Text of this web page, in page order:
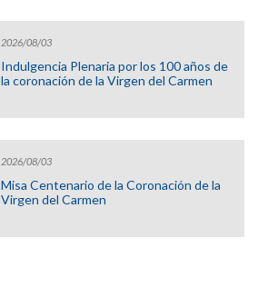
2026/08/03
Indulgencia Plenaria por los 100 años de
la coronación de la Virgen del Carmen
2026/08/03
Misa Centenario de la Coronación de la
Virgen del Carmen